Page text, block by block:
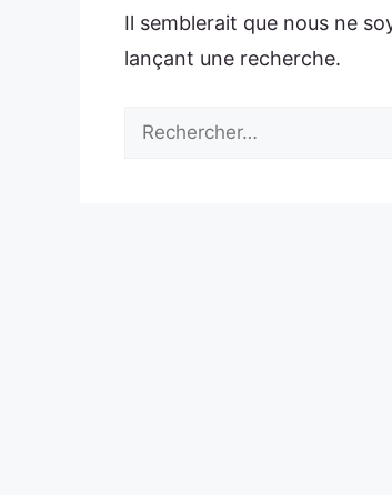
Il semblerait que nous ne
lançant une recherche.
Rechercher :